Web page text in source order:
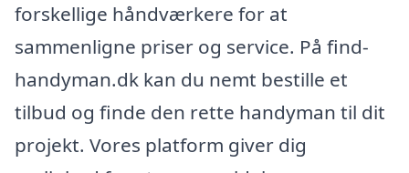
forskellige håndværkere for at
sammenligne priser og service. På find-
handyman.dk kan du nemt bestille et
tilbud og finde den rette handyman til dit
projekt. Vores platform giver dig